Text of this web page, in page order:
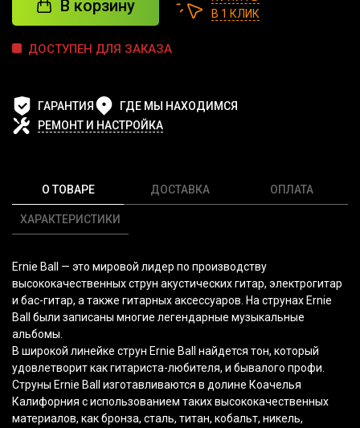
В корзину
В 1 КЛИК
ДОСТУПЕН ДЛЯ ЗАКАЗА
ГАРАНТИЯ
ГДЕ МЫ НАХОДИМСЯ
РЕМОНТ И НАСТРОЙКА
О ТОВАРЕ
ХАРАКТЕРИСТИКИ
ДОСТАВКА ОПЛАТА
Ernie Ball — это мировой лидер по производству
высококачественных струн акустических гитар, электрогитар
и бас-гитар, а также гитарных аксессуаров. На струнах Ernie
Ball были записаны многие легендарные музыкальные
альбомы.
В широкой линейке струн Ernie Ball найдется тон, который
удовлетворит как гитариста-любителя, и бывалого профи.
Струны Ernie Ball изготавливаются в долине Коачелья
Калифорния с использованием таких высококачественных
материалов, как бронза, сталь, титан, кобальт, никель,